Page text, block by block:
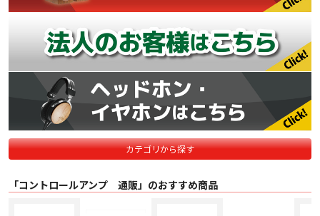
カテゴリから探す
「コントロールアンプ 通販」のおすすめ商品